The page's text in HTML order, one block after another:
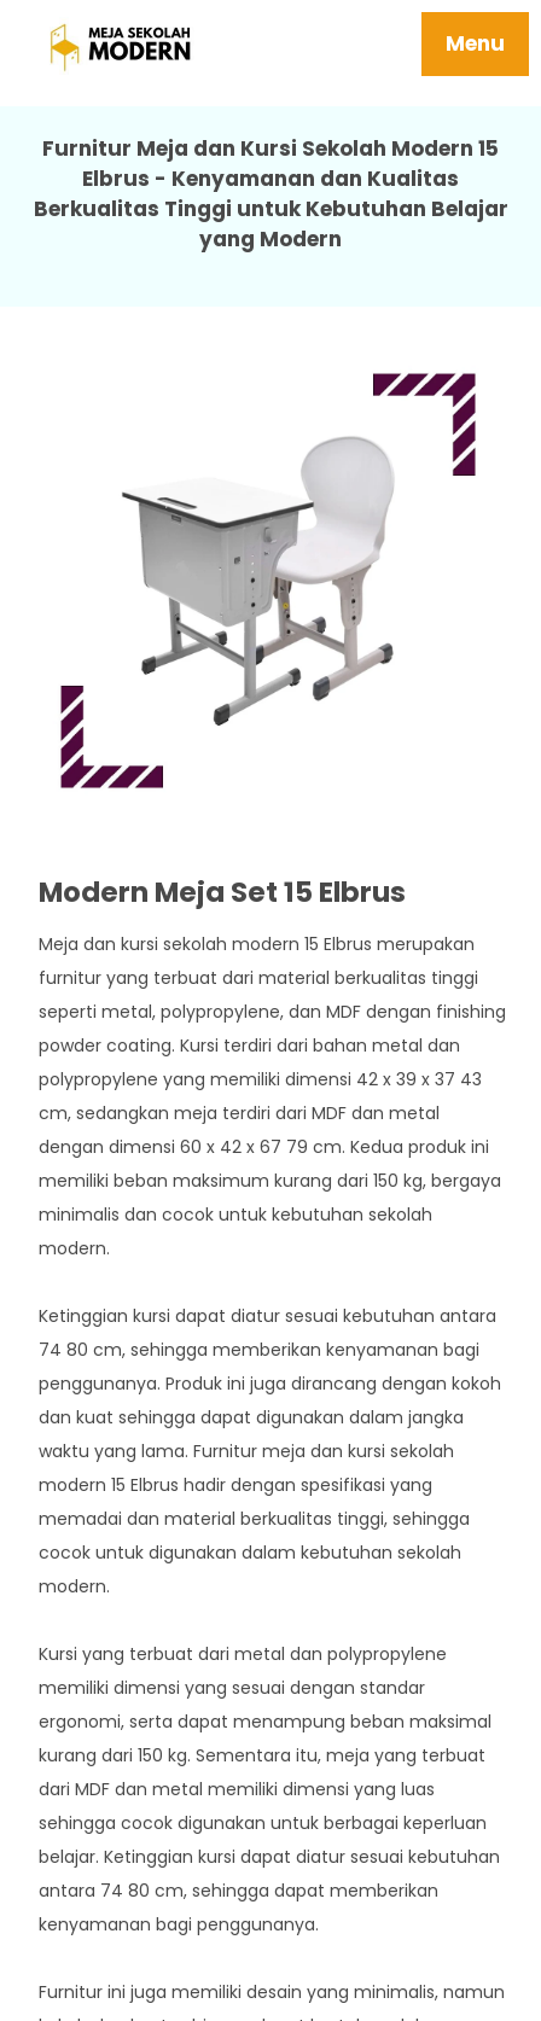
Menu
Harga Meja Siswa Tidak Mudah Rusak
Perawatan 15 Elbrus
Furnitur Meja dan Kursi Sekolah Modern 15
Elbrus - Kenyamanan dan Kualitas
Berkualitas Tinggi untuk Kebutuhan Belajar
yang Modern
Modern Meja Set 15 Elbrus
Meja dan kursi sekolah modern 15 Elbrus merupakan
furnitur yang terbuat dari material berkualitas tinggi
seperti metal, polypropylene, dan MDF dengan finishing
powder coating. Kursi terdiri dari bahan metal dan
polypropylene yang memiliki dimensi 42 x 39 x 37 43
cm, sedangkan meja terdiri dari MDF dan metal
dengan dimensi 60 x 42 x 67 79 cm. Kedua produk ini
memiliki beban maksimum kurang dari 150 kg, bergaya
minimalis dan cocok untuk kebutuhan sekolah
modern.
Ketinggian kursi dapat diatur sesuai kebutuhan antara
74 80 cm, sehingga memberikan kenyamanan bagi
penggunanya. Produk ini juga dirancang dengan kokoh
dan kuat sehingga dapat digunakan dalam jangka
waktu yang lama. Furnitur meja dan kursi sekolah
modern 15 Elbrus hadir dengan spesifikasi yang
memadai dan material berkualitas tinggi, sehingga
cocok untuk digunakan dalam kebutuhan sekolah
modern.
Kursi yang terbuat dari metal dan polypropylene
memiliki dimensi yang sesuai dengan standar
ergonomi, serta dapat menampung beban maksimal
kurang dari 150 kg. Sementara itu, meja yang terbuat
dari MDF dan metal memiliki dimensi yang luas
sehingga cocok digunakan untuk berbagai keperluan
belajar. Ketinggian kursi dapat diatur sesuai kebutuhan
antara 74 80 cm, sehingga dapat memberikan
kenyamanan bagi penggunanya.
Furnitur ini juga memiliki desain yang minimalis, namun